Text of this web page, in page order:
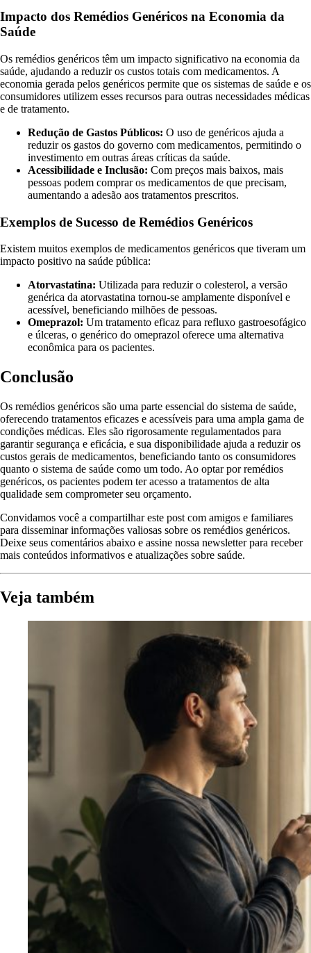
Impacto dos Remédios Genéricos na Economia da
Saúde
Os remédios genéricos têm um impacto significativo na economia da
saúde, ajudando a reduzir os custos totais com medicamentos. A
economia gerada pelos genéricos permite que os sistemas de saúde e os
consumidores utilizem esses recursos para outras necessidades médicas
e de tratamento.
Redução de Gastos Públicos: O uso de genéricos ajuda a
reduzir os gastos do governo com medicamentos, permitindo o
investimento em outras áreas críticas da saúde.
Acessibilidade e Inclusão: Com preços mais baixos, mais
pessoas podem comprar os medicamentos de que precisam,
aumentando a adesão aos tratamentos prescritos.
Exemplos de Sucesso de Remédios Genéricos
Existem muitos exemplos de medicamentos genéricos que tiveram um
impacto positivo na saúde pública:
Atorvastatina: Utilizada para reduzir o colesterol, a versão
genérica da atorvastatina tornou-se amplamente disponível e
acessível, beneficiando milhões de pessoas.
Omeprazol: Um tratamento eficaz para refluxo gastroesofágico
e úlceras, o genérico do omeprazol oferece uma alternativa
econômica para os pacientes.
Conclusão
Os remédios genéricos são uma parte essencial do sistema de saúde,
oferecendo tratamentos eficazes e acessíveis para uma ampla gama de
condições médicas. Eles são rigorosamente regulamentados para
garantir segurança e eficácia, e sua disponibilidade ajuda a reduzir os
custos gerais de medicamentos, beneficiando tanto os consumidores
quanto o sistema de saúde como um todo. Ao optar por remédios
genéricos, os pacientes podem ter acesso a tratamentos de alta
qualidade sem comprometer seu orçamento.
Convidamos você a compartilhar este post com amigos e familiares
para disseminar informações valiosas sobre os remédios genéricos.
Deixe seus comentários abaixo e assine nossa newsletter para receber
mais conteúdos informativos e atualizações sobre saúde.
Veja também